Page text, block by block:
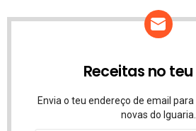
Receitas no teu
Envia o teu endereço de email
novas do Iguaria.